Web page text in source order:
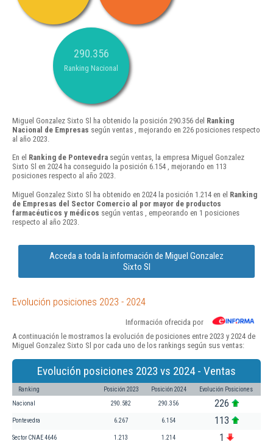
290.356
Ranking Nacional
Miguel Gonzalez Sixto Sl ha obtenido la posición 290.356 del Ranking
Nacional de Empresas según ventas , mejorando en 226 posiciones respecto
al año 2023.
En el Ranking de Pontevedra según ventas, la empresa Miguel Gonzalez
Sixto Sl en 2024 ha conseguido la posición 6.154 , mejorando en 113
posiciones respecto al año 2023.
Miguel Gonzalez Sixto Sl ha obtenido en 2024 la posición 1.214 en el Ranking
de Empresas del Sector Comercio al por mayor de productos
farmacéuticos y médicos según ventas , empeorando en 1 posiciones
respecto al año 2023.
Acceda a toda la información de Miguel Gonzalez
Sixto Sl
Evolución posiciones 2023 - 2024
Información ofrecida por
A continuación le mostramos la evolución de posiciones entre 2023 y 2024 de
Miguel Gonzalez Sixto Sl por cada uno de los rankings según sus ventas:
Evolución posiciones 2023 vs 2024 - Ventas
Ranking Posición 2023 Posición 2024 Evolución Posiciones
Nacional 290.582 290.356 226
Pontevedra 6.267 6.154 113
Sector CNAE 4646 1.213 1.214 1